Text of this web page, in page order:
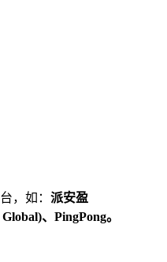
，如： 派安盈
、PingPong。